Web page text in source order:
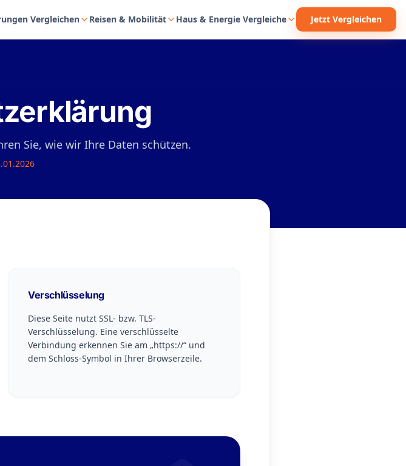
Vergleichen Reisen & Mobilität Haus & Energie Vergleiche Jetzt Vergleichen
Sie, wie wir Ihre Daten schützen.
Verschlüsselung
Diese Seite nutzt SSL- bzw. TLS-
Verschlüsselung. Eine verschlüsselte
Verbindung erkennen Sie am „https://“ und
dem Schloss-Symbol in Ihrer Browserzeile.